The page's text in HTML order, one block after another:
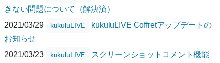
きない問題について（解決済）
2021/03/29
kukuluLIVE
kukuluLIVE Coffretアップデートの
お知らせ
2021/03/23
kukuluLIVE
スクリーンショットコメント機能